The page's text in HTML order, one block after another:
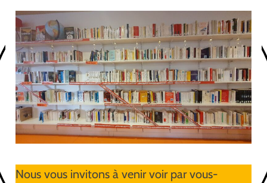
Nous vous invitons à venir voir par vous-